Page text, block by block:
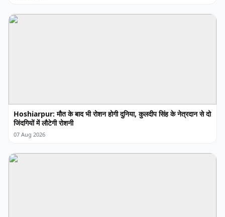
Hoshiarpur: मौत के बाद भी रोशन होगी दुनिया, कुलदीप सिंह के नेत्रदान से दो
जिंदगियों में लौटेगी रोशनी
07 Aug 2026